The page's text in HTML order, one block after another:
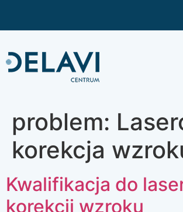
problem:
korekcja
Kwalifikacja do
korekcji wzroku